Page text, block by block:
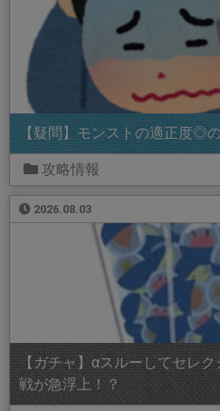
【疑問】モンストの適正度◎
攻略情報
2026.08.03
【ガチャ】αスルーしてセレ
戦が急浮上！？